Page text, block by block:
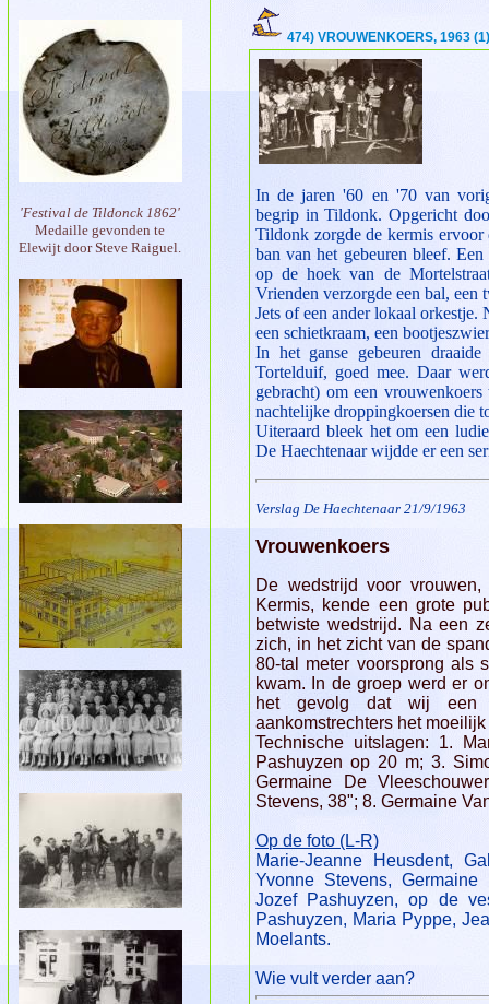
'Festival de Tildonck 1862'
Medaille gevonden te
Elewijt door Steve Raiguel.
474) VROUWENKOERS, 1963 (1)
In de jaren '60 en '70 van
begrip in Tildonk. Opgericht
Tildonk zorgde de kermis
ban van het gebeuren bleef.
op de hoek van de
Vrienden verzorgde een bal,
Jets of een ander lokaal orkestje.
een schietkraam, een
In het ganse gebeuren
Tortelduif, goed mee. Daar
gebracht) om een
nachtelijke droppingkoersen die
Uiteraard bleek het om een
De Haechtenaar wijdde er een
Verslag De Haechtenaar 21/9/1963
Vrouwenkoers
De wedstrijd voor
Kermis, kende een grote
betwiste wedstrijd. Na een
zich, in het zicht van de
80-tal meter voorsprong als
kwam. In de groep werd er
het gevolg dat wij een
aankomstrechters het
Technische uitslagen: 1.
Pashuyzen op 20 m; 3.
Germaine De
Stevens, 38"; 8. Germaine
Op de foto (L-R)
Marie-Jeanne Heusdent,
Yvonne Stevens,
Jozef Pashuyzen, op de
Pashuyzen, Maria Pyppe,
Moelants.
Wie vult verder aan?